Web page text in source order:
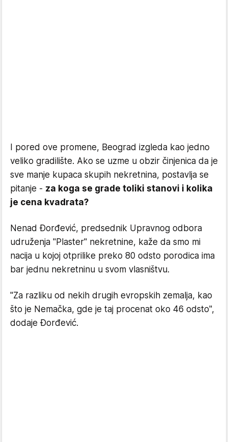
I pored ove promene, Beograd izgleda kao jedno
veliko gradilište. Ako se uzme u obzir činjenica da je
sve manje kupaca skupih nekretnina, postavlja se
pitanje - za koga se grade toliki stanovi i kolika
je cena kvadrata?
Nenad Đorđević, predsednik Upravnog odbora
udruženja "Plaster" nekretnine, kaže da smo mi
nacija u kojoj otprilike preko 80 odsto porodica ima
bar jednu nekretninu u svom vlasništvu.
"Za razliku od nekih drugih evropskih zemalja, kao
što je Nemačka, gde je taj procenat oko 46 odsto",
dodaje Đorđević.